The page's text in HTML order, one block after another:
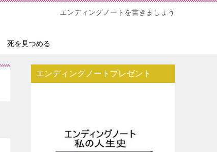
エンディングノートを書きましょう
死を見つめる
エンディングノートプレゼント